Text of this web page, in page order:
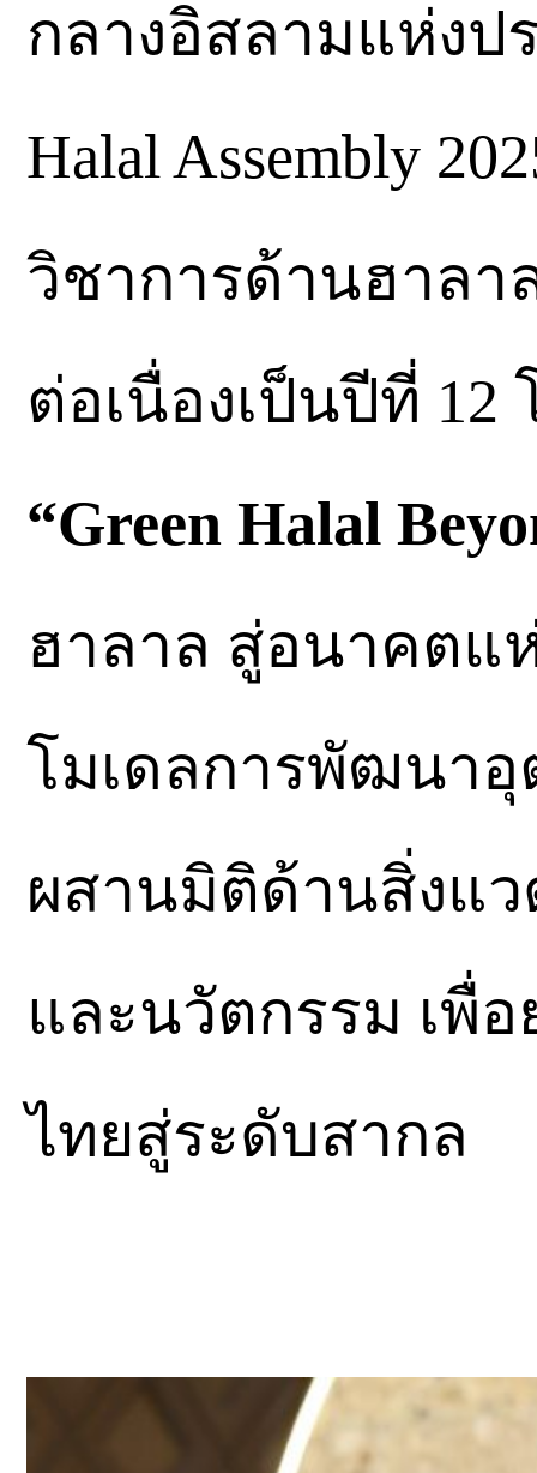
กลางอิสลามแห่งป
Halal Assembly
วิชาการด้านฮาลา
ต่อเนื่องเป็นปีที่
“Green Halal
ฮาลาล สู่อนาคตแ
โมเดลการพัฒนา
ผสานมิติด้านสิ่งแ
และนวัตกรรม เพื่
ไทยสู่ระดับสากล